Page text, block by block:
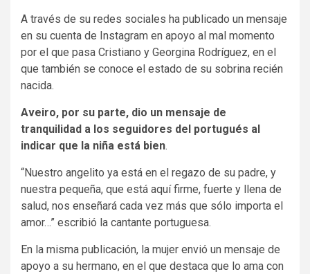
A través de su redes sociales ha publicado un mensaje
en su cuenta de Instagram en apoyo al mal momento
por el que pasa Cristiano y Georgina Rodríguez, en el
que también se conoce el estado de su sobrina recién
nacida.
Aveiro, por su parte, dio un mensaje de
tranquilidad a los seguidores del portugués al
indicar que la niña está bien.
“Nuestro angelito ya está en el regazo de su padre, y
nuestra pequeña, que está aquí firme, fuerte y llena de
salud, nos enseñará cada vez más que sólo importa el
amor…” escribió la cantante portuguesa.
En la misma publicación, la mujer envió un mensaje de
apoyo a su hermano, en el que destaca que lo ama con